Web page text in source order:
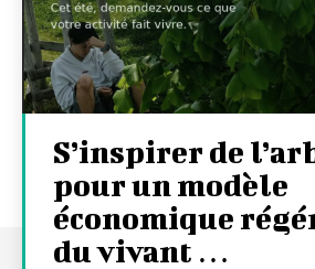
S’inspirer de
pour un modèle
économique
du vivant …